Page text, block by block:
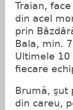
Traian,
din acel
prin
Bala, min.
Ultimele
fiecare
Brumă, şut
din careu,